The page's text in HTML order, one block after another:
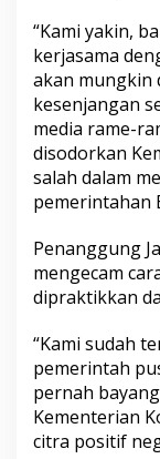
“Kami yakin,
kerjasama
akan mungkin
kesenjangan
media rame-
disodorkan
salah dalam
pemerintahan
Penanggung
mengecam
dipraktikkan
“Kami sudah
pemerintah
pernah
Kementerian
citra positif